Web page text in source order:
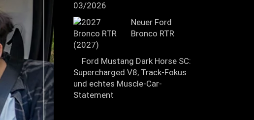
03/2026
Neuer Ford
Bronco RTR
(2027)
Ford Mustang Dark Horse SC:
Supercharged V8, Track-Fokus
und echtes Muscle-Car-
Statement